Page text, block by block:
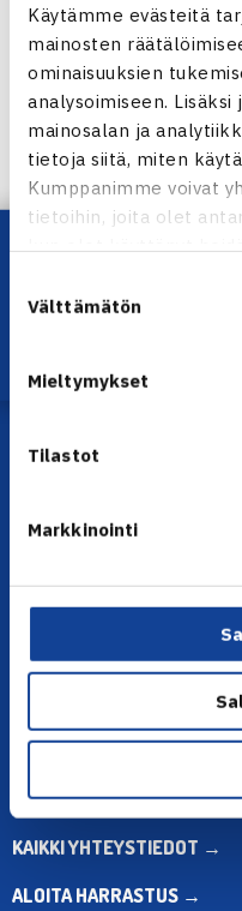
Käytämme evästeitä
mainosten
ominaisuuksien
analysoimiseen. Lisäksi
mainosalan ja
tietoja siitä, miten
Kumppanimme voivat
tietoihin, joita olet
valinta
Välttämätön
Mieltymykset
Tilastot
Markkinointi
Ässän
← Edellinen
Seuraava
Lataa OmaTennis!
YHTEYSTIEDOT
Olympiastadion, Paavo
Puh. 010 574 3959
ma-pe klo 10.00-12.00
Muina aikoina olkaa
sähköpostitse:
KAIKKI YHTEYSTIEDOT →
ALOITA HARRASTUS →